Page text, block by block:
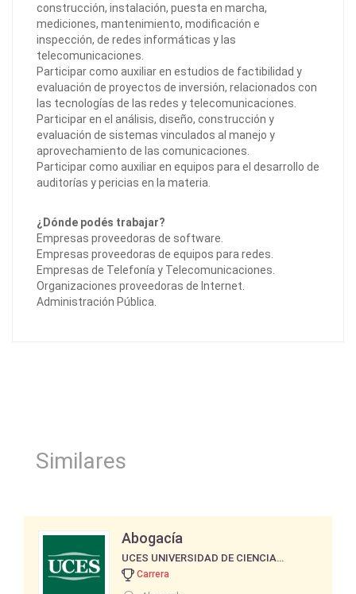
construcción, instalación, puesta en marcha,
mediciones, mantenimiento, modificación e
inspección, de redes informáticas y las
telecomunicaciones.
Participar como auxiliar en estudios de factibilidad y
evaluación de proyectos de inversión, relacionados con
las tecnologías de las redes y telecomunicaciones.
Participar en el análisis, diseño, construcción y
evaluación de sistemas vinculados al manejo y
aprovechamiento de las comunicaciones.
Participar como auxiliar en equipos para el desarrollo de
auditorías y pericias en la materia.
¿Dónde podés trabajar?
Empresas proveedoras de software.
Empresas proveedoras de equipos para redes.
Empresas de Telefonía y Telecomunicaciones.
Organizaciones proveedoras de Internet.
Administración Pública.
Similares
Abogacía
UCES UNIVERSIDAD DE CIENCIAS EMPRESARIALES Y SOCIALES
Carrera